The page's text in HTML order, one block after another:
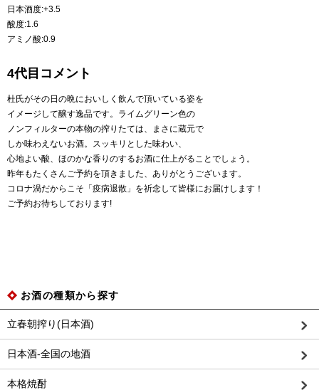
日本酒度:+3.5
酸度:1.6
アミノ酸:0.9
4代目コメント
杜氏がその日の晩においしく飲んで頂いている姿を
イメージして醸す逸品です。ライムグリーン色の
ノンフィルターの本物の搾りたては、まさに蔵元で
しか味わえないお酒。スッキリとした味わい、
心地よい酸、ほのかな香りのするお酒に仕上がることでしょう。
昨年もたくさんご予約を頂きました、ありがとうございます。
コロナ渦だからこそ「疫病退散」を祈念して皆様にお届けします！
ご予約お待ちしております!
お酒の種類から探す
立春朝搾り(日本酒)
日本酒-全国の地酒
本格焼酎